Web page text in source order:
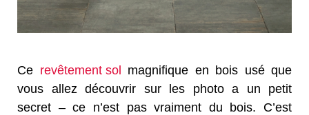
Ce revêtement sol magnifique en bois usé que
vous allez découvrir sur les photo a un petit
secret – ce n’est pas vraiment du bois. C’est